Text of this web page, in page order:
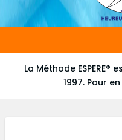
Main
navigation
La Méthode
1997. Pour